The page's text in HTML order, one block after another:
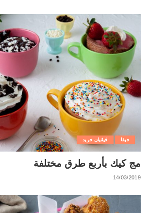
فيفا ڨيڨيان فريد
مج كيك بأربع طرق مختلفة
14/03/2019